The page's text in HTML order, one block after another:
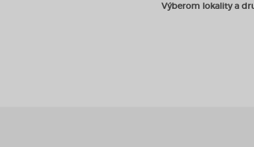
Výberom lokality a